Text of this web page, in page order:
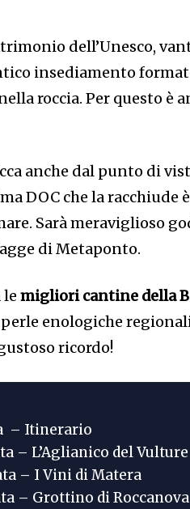
dell’Unesco,
insediamento
roccia. Per questo è
anche dal punto di
DOC che la racchiude
Sarà meraviglioso
di Metaponto.
lemigliori cantine della
enologiche
ricordo!
– Itinerario
– L’Aglianico del Vulture
– I Vini di Matera
– Grottino di Roccanova